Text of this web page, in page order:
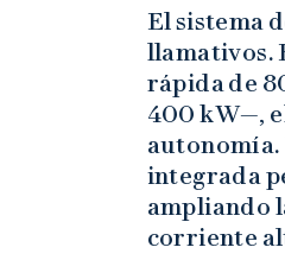
El sistema
llamativos.
rápida de
400 kW—,
integrada
ampliando
corriente